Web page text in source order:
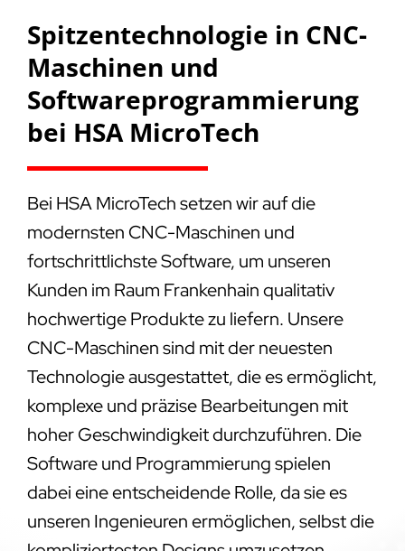
Spitzentechnologie in CNC-
Maschinen und
Softwareprogrammierung
bei HSA MicroTech
Bei HSA MicroTech setzen wir auf die
modernsten CNC-Maschinen und
fortschrittlichste Software, um unseren
Kunden im Raum Frankenhain qualitativ
hochwertige Produkte zu liefern. Unsere
CNC-Maschinen sind mit der neuesten
Technologie ausgestattet, die es ermöglicht,
komplexe und präzise Bearbeitungen mit
hoher Geschwindigkeit durchzuführen. Die
Software und Programmierung spielen
dabei eine entscheidende Rolle, da sie es
unseren Ingenieuren ermöglichen, selbst die